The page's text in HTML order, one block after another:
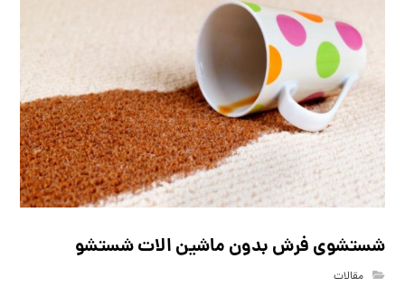
شستشوی فرش بدون ماشین الات شستشو
مقالات